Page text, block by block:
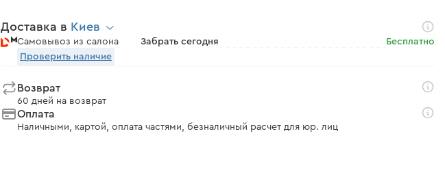
Доставка в Киев
Самовывоз из салона Забрать сегодня
Бесплатно
Проверить наличие
Возврат
60 дней на возврат
Оплата
Наличными, картой, оплата частями, безналичный расчет для юр. лиц